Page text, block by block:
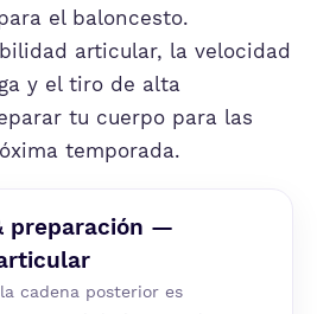
el baloncesto.
articular, la velocidad
y el tiro de alta
tu cuerpo para las
temporada.
preparación —
cadena posterior es